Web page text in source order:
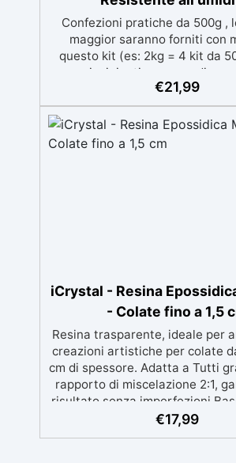
Confezioni pratiche da 500g ,
maggior saranno forniti con
questo kit (es: 2kg = 4 kit da
per principianti: a prova di
per chi inizia. Sempre lucida:
finitura brillante e
condizione. Facilissima da
miscelazione intuitivo basta
componenti in parti uguali
€21,99
iCrystal - Resina
- Colate fino a 1,5
Resina trasparente, ideale per
creazioni artistiche per colate
cm di spessore. Adatta a Tutti
rapporto di miscelazione 2:1,
risultato senza imperfezioni
per colate senza bolle,
€17,99